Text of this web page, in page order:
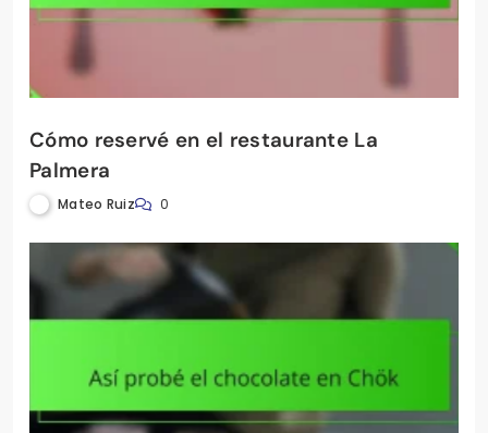
Cómo reservé en el restaurante La
Palmera
Mateo Ruiz 0